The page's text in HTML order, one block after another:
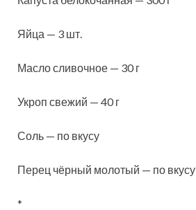
Яйца — 3 шт.
Масло сливочное — 30 г
Укроп свежий — 40 г
Соль — по вкусу
Перец чёрный молотый — по вкусу
*